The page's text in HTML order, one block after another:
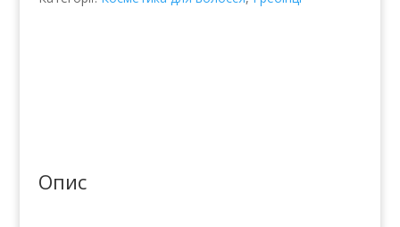
кількість
Опис